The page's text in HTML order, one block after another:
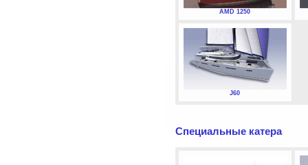
AMD 1250
J60
Специальные катера